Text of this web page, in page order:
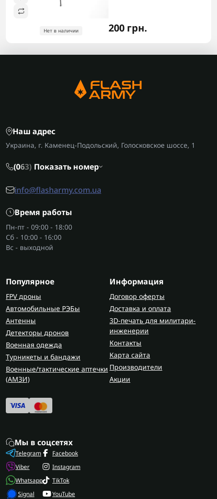
Нет в наличии 200 грн.
Наш адрес
Украина, г. Каменец-Подольский, Голосковское шоссе, 1
(063) Показать номер
info@flasharmy.com.ua
Время работы
Пн-пт - 09:00 - 18:00
Сб - 10:00 - 16:00
Вс - выходной
Популярное
FPV дроны
Автомобильные РЭБы
Антенны
Детекторы дронов
Военная одежда
Турникеты и бандажи
Военные/тактические аптечки
(AMЗИ)
Информация
Договор оферты
Доставка и оплата
3D-печать для милитари-
инженерии
Контакты
Карта сайта
Производители
Акции
Мы в соцсетях
Telegram
Viber
Whatsapp
Signal
Facebook
Instagram
TikTok
YouTube